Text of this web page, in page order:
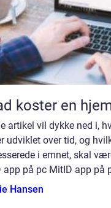
koster en
artikel vil dykke ned i,
udviklet over tid, og
i emnet, skal
app på pc MitID app på
Hansen